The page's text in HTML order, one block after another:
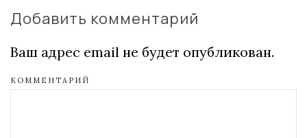
Добавить комментарий
Ваш адрес email не будет опубликован.
КОММЕНТАРИЙ